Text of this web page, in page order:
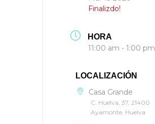
Finalizdo!
HORA
11:00 am - 1:00 pm
LOCALIZACIÓN
Casa Grande
C. Huelva, 37, 21400
Ayamonte, Huelva